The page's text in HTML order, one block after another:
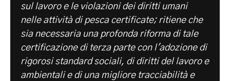
sul lavoro e le violazioni dei diritti umani
nelle attività di pesca certificate; ritiene che
sia necessaria una profonda riforma di tale
certificazione di terza parte con l'adozione di
rigorosi standard sociali, di diritti del lavoro e
ambientali e di una migliore tracciabilità e